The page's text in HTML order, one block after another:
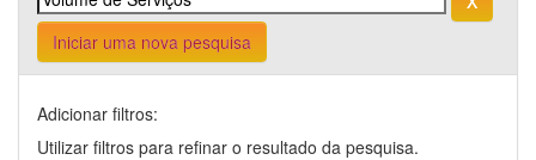
Iniciar uma nova pesquisa
Adicionar filtros:
Utilizar filtros para refinar o resultado da pesquisa.